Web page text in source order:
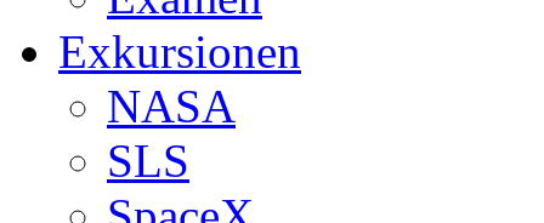
Exkursionen
NASA
SLS